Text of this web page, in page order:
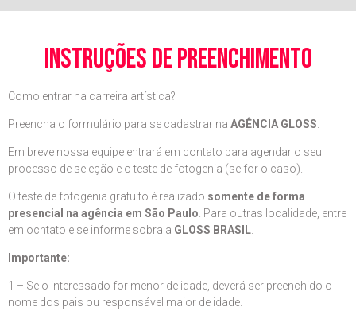
instruções de preenchimento
Como entrar na carreira artística?
Preencha o formulário para se cadastrar na AGÊNCIA GLOSS
Em breve nossa equipe entrará em contato para agendar o seu
processo de seleção e o teste de fotogenia (se for o caso).
O teste de fotogenia gratuito é realizado somente de forma
presencial na agência em São Paulo . Para outras localidade, entre
em ocntato e se informe sobra a GLOSS BRASIL
Importante:
1 – Se o interessado for menor de idade, deverá ser preenchido o
nome dos pais ou responsável maior de idade.